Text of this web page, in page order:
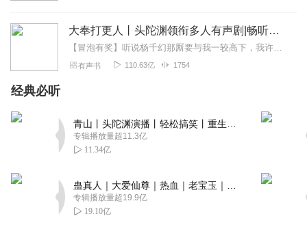
大奉打更人丨头陀渊领衔多人有声剧|畅听全集|王鹤棣、田曦薇主演影视剧原著|卖报小郎君
【冒泡有奖】听说杨千幻那厮要与我一较高下，我许七安要开始装叉了！快进入声音播放页戳下方输入框，冒个泡偷偷告诉我，我要用哪些诗词才能胜过他？说得好的，有赏！202...
有声书 110.63亿 1754
经典必听
专辑播放量超11.3亿
11.34亿
专辑播放量超19.9亿
19.10亿